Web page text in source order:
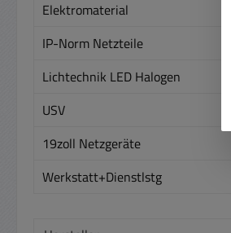
Elektromaterial
IP-Norm Netzteile
Lichtechnik LED Halogen
USV
19zoll Netzgeräte
Werkstatt+Dienstlstg